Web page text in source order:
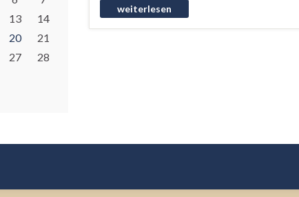
13
14
20
21
27
28